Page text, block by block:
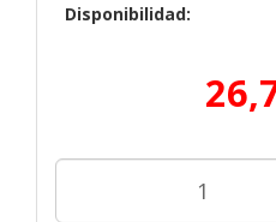
Disponibilidad: